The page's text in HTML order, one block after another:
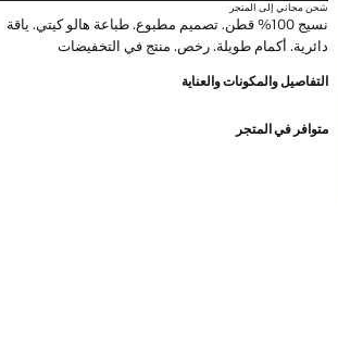
شحن مجاني إلى المتجر
نسيج 100% قطن. تصميم مطبوع. طباعة هالو كيتي. ياقة
دائرية. أكمام طويلة. رخص. منتج في التخفيضات
التفاصيل والمكونات والعناية
متوافر في المتجر